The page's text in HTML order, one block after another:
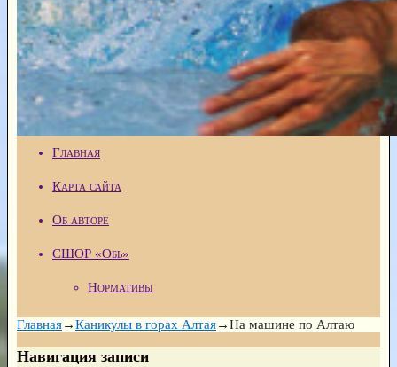
Главная
Карта сайта
Об авторе
СШОР «Обь»
Нормативы
Главная→Каникулы в горах Алтая→На машине по Алтаю
Навигация записи